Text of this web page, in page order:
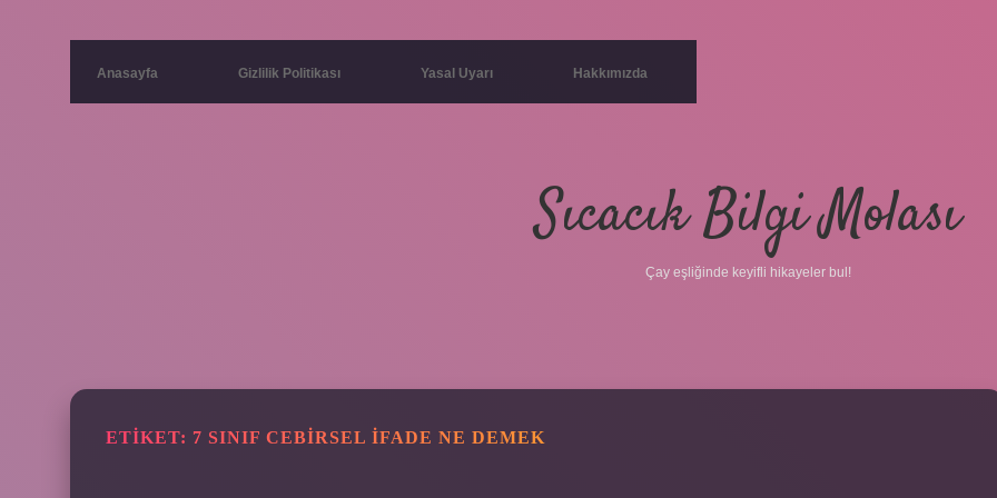
Anasayfa Gizlilik Politikası Yasal Uyarı Hakkımızda
Sıcacık Bilgi Molası
Çay eşliğinde keyifli hikayeler bul!
ETIKET: 7 SINIF CEBIRSEL IFADE NE DEMEK